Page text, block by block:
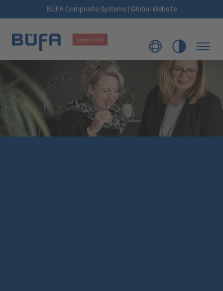
BÜFA Composite Systems | Global Website